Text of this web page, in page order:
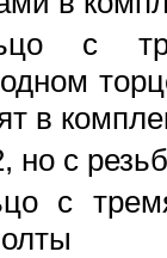
с
в
но с
с